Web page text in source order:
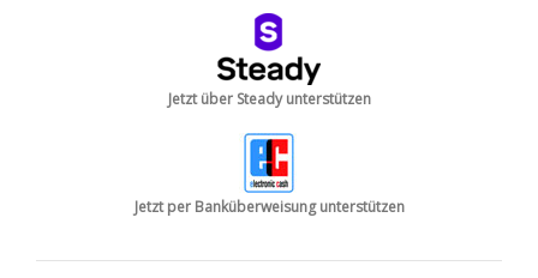
Jetzt über Steady unterstützen
Jetzt per Banküberweisung unterstützen